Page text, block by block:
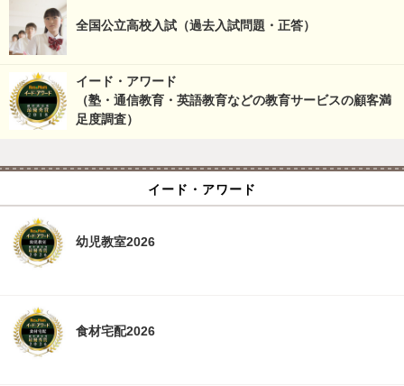
全国公立高校入試（過去入試問題・正答）
イード・アワード
（塾・通信教育・英語教育などの教育サービスの顧客満
足度調査）
イード・アワード
幼児教室2026
食材宅配2026